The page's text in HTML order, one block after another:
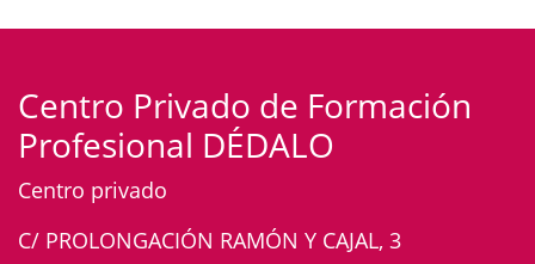
Centro Privado de Formación
Profesional DÉDALO
Centro privado
C/ PROLONGACIÓN RAMÓN Y CAJAL, 3